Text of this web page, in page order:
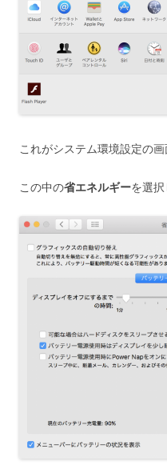
これがシステム環境設定の画
この中の省エネルギーを選択